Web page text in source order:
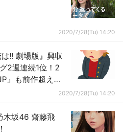
2020/7/28(Tu) 14:20
は!! 劇場版』興収
2週連続1位！2
』も前作超えス
2020/7/28(Tu) 14:20
木坂46 齋藤飛